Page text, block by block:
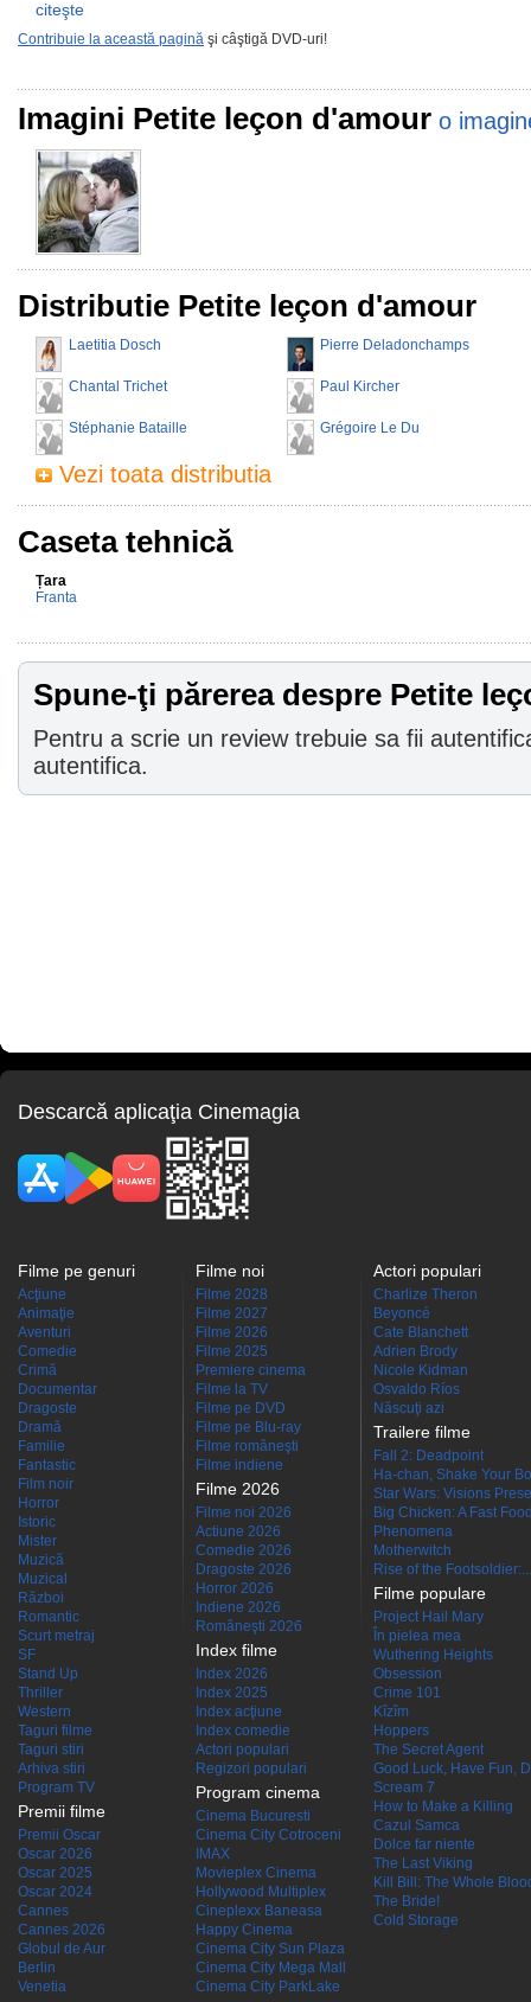
citeşte
Contribuie la această pagină şi câştigă DVD-uri!
Imagini Petite leçon d'amour o
Distributie Petite leçon d'amour
Laetitia Dosch Pierre Deladonchamps
Chantal Trichet Paul Kircher
Stéphanie Bataille Grégoire Le Du
Vezi toata distributia
Caseta tehnică
Țara
Franta
Spune-ţi părerea despre Petite
Pentru a scrie un review trebuie sa fii
autentifica.
Descarcă aplicaţia Cinemagia
Filme pe genuri
Acţiune
Animaţie
Aventuri
Comedie
Crimă
Documentar
Dragoste
Dramă
Familie
Fantastic
Film noir
Horror
Istoric
Mister
Muzică
Muzical
Război
Romantic
Scurt metraj
SF
Stand Up
Thriller
Western
Taguri filme
Taguri stiri
Arhiva stiri
Program TV
Premii filme
Premii Oscar
Oscar 2026
Oscar 2025
Oscar 2024
Cannes
Cannes 2026
Globul de Aur
Berlin
Venetia
Filme noi
Filme 2028
Filme 2027
Filme 2026
Filme 2025
Premiere cinema
Filme la TV
Filme pe DVD
Filme pe Blu-ray
Filme româneşti
Filme indiene
Filme 2026
Filme noi 2026
Actiune 2026
Comedie 2026
Dragoste 2026
Horror 2026
Indiene 2026
Româneşti 2026
Index filme
Index 2026
Index 2025
Index acţiune
Index comedie
Actori populari
Regizori populari
Program cinema
Cinema Bucuresti
Cinema City Cotroceni
IMAX
Movieplex Cinema
Hollywood Multiplex
Cineplexx Baneasa
Happy Cinema
Cinema City Sun Plaza
Cinema City Mega Mall
Cinema City ParkLake
Actori populari
Charlize Theron
Beyoncé
Cate Blanchett
Adrien Brody
Nicole Kidman
Osvaldo Ríos
Născuţi azi
Trailere filme
Fall 2: Deadpoint
Ha-chan, Shake Your
Star Wars: Visions
Big Chicken: A Fast
Phenomena
Motherwitch
Rise of the Footsoldier:...
Filme populare
Project Hail Mary
În pielea mea
Wuthering Heights
Obsession
Crime 101
Kîzîm
Hoppers
The Secret Agent
Good Luck, Have Fun,
Scream 7
How to Make a Killing
Cazul Samca
Dolce far niente
The Last Viking
Kill Bill: The Whole
The Bride!
Cold Storage